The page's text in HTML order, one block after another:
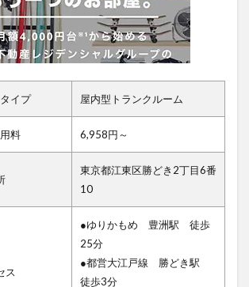
イプ 屋内型トランクルーム
料 6,958円～
東京都江東区勝どき2丁目6番
10
ス
●ゆりかもめ 豊洲駅 徒歩
25分
●都営大江戸線 勝どき駅
徒歩3分